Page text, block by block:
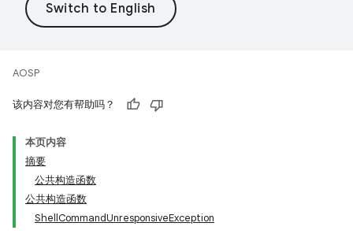
AOSP
该内容对您有帮助吗？
本页内容
摘要
公共构造函数
公共构造函数
ShellCommandUnresponsiveException